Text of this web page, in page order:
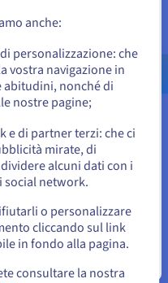
il tuo sito Web non è
Anche la
determina la velocità alla
sul browser dei tuoi
quindi tempi di
USD - $
anche:
personalizzazione: che
vostra navigazione in
abitudini, nonché di
nostre pagine;
e di partner terzi: che ci
mirate, di
alcuni dati con i
network.
o personalizzare
cliccando sul link
in fondo alla pagina.
consultare la nostra